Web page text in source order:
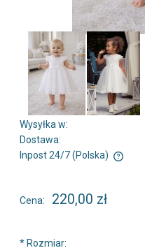
Wysyłka w:
Dostawa:
Inpost 24/7(Polska)
Cena nie zawiera
Cena: 220,00 zł
* Rozmiar: